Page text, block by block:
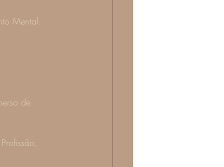
Mental.
de